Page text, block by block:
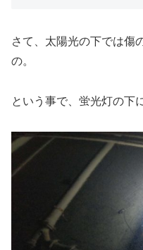
さて、太陽光の下では傷
の。
という事で、蛍光灯の下